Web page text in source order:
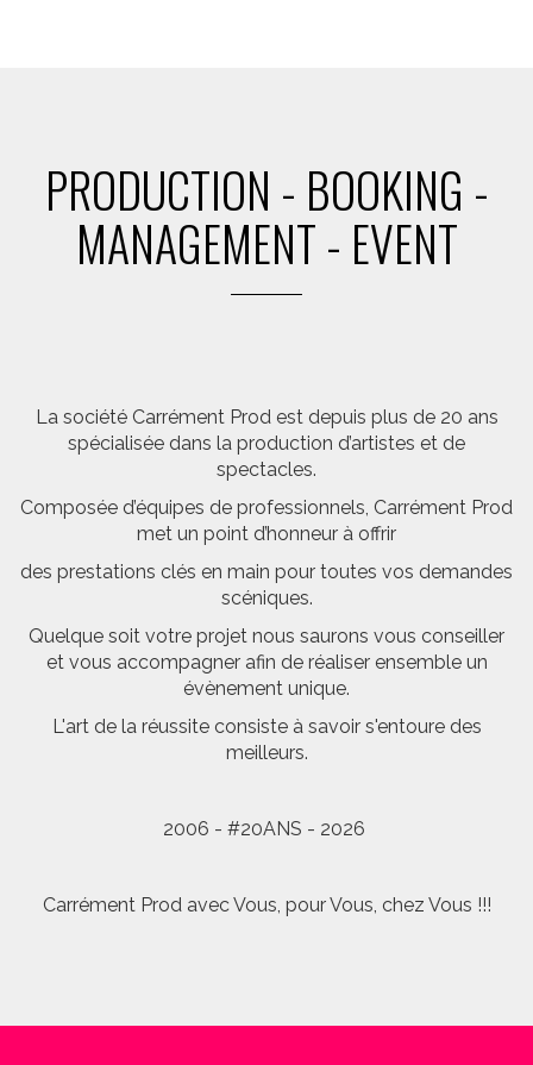
PRODUCTION - BOOKING -
MANAGEMENT - EVENT
La société Carrément Prod est depuis plus de 20 ans
spécialisée dans la production d’artistes et de
spectacles.
Composée d’équipes de professionnels, Carrément Prod
met un point d’honneur à offrir
des prestations clés en main pour toutes vos demandes
scéniques.
Quelque soit votre projet nous saurons vous conseiller
et vous accompagner afin de réaliser ensemble un
évènement unique.
L'art de la réussite consiste à savoir s'entoure des
meilleurs.
2006 - #20ANS - 2026
Carrément Prod avec Vous, pour Vous, chez Vous !!!